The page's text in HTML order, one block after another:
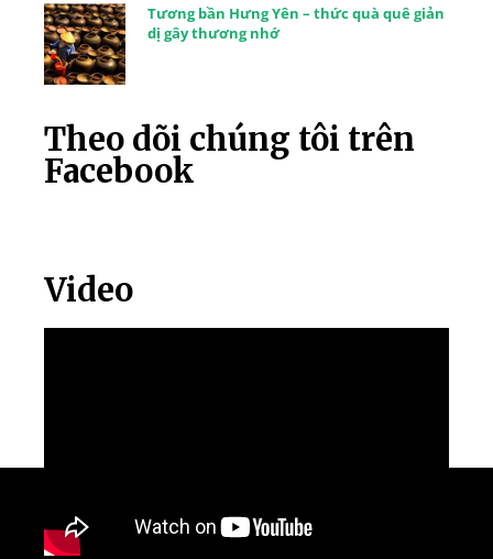
Tương bần Hưng Yên – thức quà quê giản
dị gây thương nhớ
Theo dõi chúng tôi trên
Facebook
Video